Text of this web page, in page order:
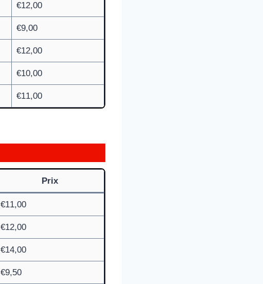
€12,00
€9,00
€12,00
€10,00
€11,00
Prix
€11,00
€12,00
€14,00
€9,50